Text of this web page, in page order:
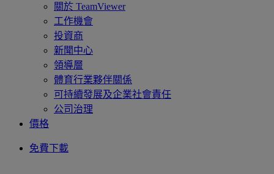
關於 TeamViewer
工作機會
投資商
新聞中心
領導層
體育行業夥伴關係
可持續發展及企業社會責任
公司治理
價格
免費下載